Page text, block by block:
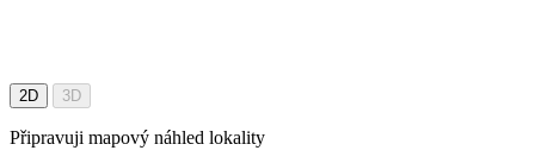
2D 3D
Připravuji mapový náhled lokality